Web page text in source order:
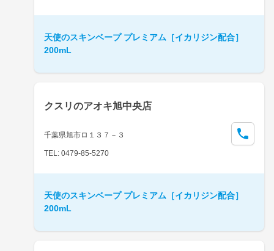
天使のスキンベープ プレミアム［イカリジン配合］
200mL
クスリのアオキ旭中央店
千葉県旭市ロ１３７－３
TEL: 0479-85-5270
天使のスキンベープ プレミアム［イカリジン配合］
200mL